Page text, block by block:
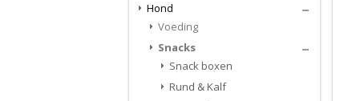
Hond
Voeding
Snacks
Snack boxen
Rund & Kalf